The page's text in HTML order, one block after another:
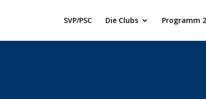
SVP/PSC Die Clubs Programm